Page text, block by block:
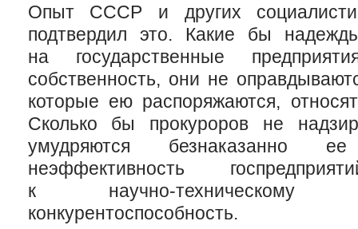
Опыт СССР и других
подтвердил это. Какие бы
на государственные
собственность, они не
которые ею распоряжаются,
Сколько бы прокуроров не
умудряются безнаказанно
неэффективность
к научно-техническому
конкурентоспособность.